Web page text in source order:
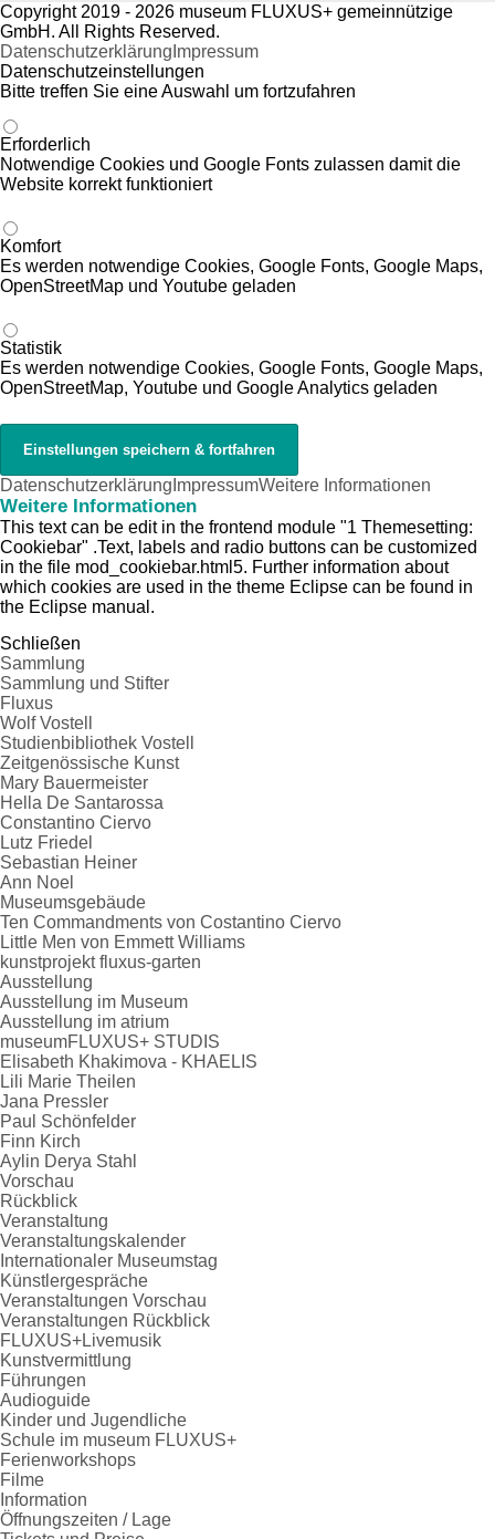
Copyright 2019 - 2026 museum FLUXUS+ gemeinnützige
GmbH. All Rights Reserved.
Datenschutzerklärung Impressum
Datenschutzeinstellungen
Bitte treffen Sie eine Auswahl um fortzufahren
Erforderlich
Notwendige Cookies und Google Fonts zulassen damit die
Website korrekt funktioniert
Komfort
Es werden notwendige Cookies, Google Fonts, Google Maps,
OpenStreetMap und Youtube geladen
Statistik
Es werden notwendige Cookies, Google Fonts, Google Maps,
OpenStreetMap, Youtube und Google Analytics geladen
Datenschutzerklärung ImpressumWeitere Informationen
Weitere Informationen
This text can be edit in the frontend module "1 Themesetting:
Cookiebar" .Text, labels and radio buttons can be customized
in the file mod_cookiebar.html5. Further information about
which cookies are used in the theme Eclipse can be found in
the Eclipse manual.
Schließen
Sammlung
Sammlung und Stifter
Fluxus
Wolf Vostell
Studienbibliothek Vostell
Zeitgenössische Kunst
Mary Bauermeister
Hella De Santarossa
Constantino Ciervo
Lutz Friedel
Sebastian Heiner
Ann Noel
Museumsgebäude
Ten Commandments von Costantino Ciervo
Little Men von Emmett Williams
kunstprojekt fluxus-garten
Ausstellung
Ausstellung im Museum
Ausstellung im atrium
museumFLUXUS+ STUDIS
Elisabeth Khakimova - KHAELIS
Lili Marie Theilen
Jana Pressler
Paul Schönfelder
Finn Kirch
Aylin Derya Stahl
Vorschau
Rückblick
Veranstaltung
Veranstaltungskalender
Internationaler Museumstag
Künstlergespräche
Veranstaltungen Vorschau
Veranstaltungen Rückblick
FLUXUS+Livemusik
Kunstvermittlung
Führungen
Audioguide
Kinder und Jugendliche
Schule im museum FLUXUS+
Ferienworkshops
Filme
Information
Öffnungszeiten / Lage